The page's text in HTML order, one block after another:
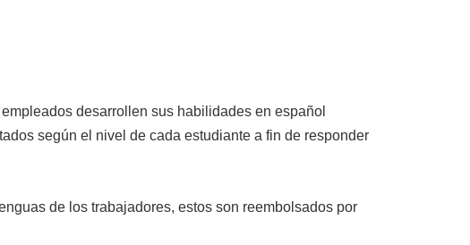
desarrollen sus habilidades en español
según el nivel de cada estudiante a fin de responder
de los trabajadores, estos son reembolsados por